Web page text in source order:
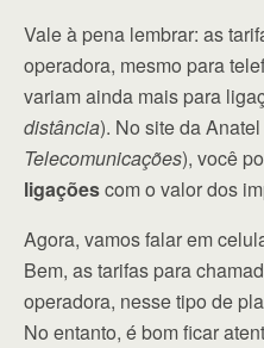
Vale à pena lembrar: as
operadora, mesmo para
variam ainda mais para
distância). No site da
Telecomunicações), você
ligaçõescom o valor dos
Agora, vamos falar em
Bem, as tarifas para
operadora, nesse tipo de
No entanto, é bom ficar